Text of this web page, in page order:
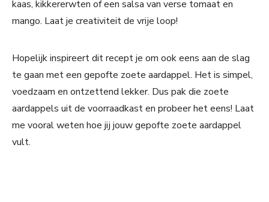
kaas, kikkererwten of een salsa van verse tomaat en
mango. Laat je creativiteit de vrije loop!
Hopelijk inspireert dit recept je om ook eens aan de slag
te gaan met een gepofte zoete aardappel. Het is simpel,
voedzaam en ontzettend lekker. Dus pak die zoete
aardappels uit de voorraadkast en probeer het eens! Laat
me vooral weten hoe jij jouw gepofte zoete aardappel
vult.